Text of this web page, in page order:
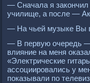
— Сначала я
училище, а после —
— На чьей музыке Вы
— В первую очередь —
влияние на меня
«Электрические
ассоциировались у
показывали по